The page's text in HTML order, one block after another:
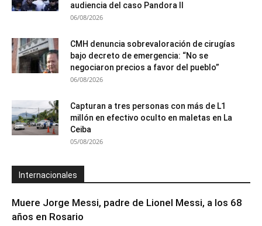
audiencia del caso Pandora II
06/08/2026
CMH denuncia sobrevaloración de cirugías
bajo decreto de emergencia: “No se
negociaron precios a favor del pueblo”
06/08/2026
Capturan a tres personas con más de L1
millón en efectivo oculto en maletas en La
Ceiba
05/08/2026
Internacionales
Muere Jorge Messi, padre de Lionel Messi, a los 68
años en Rosario